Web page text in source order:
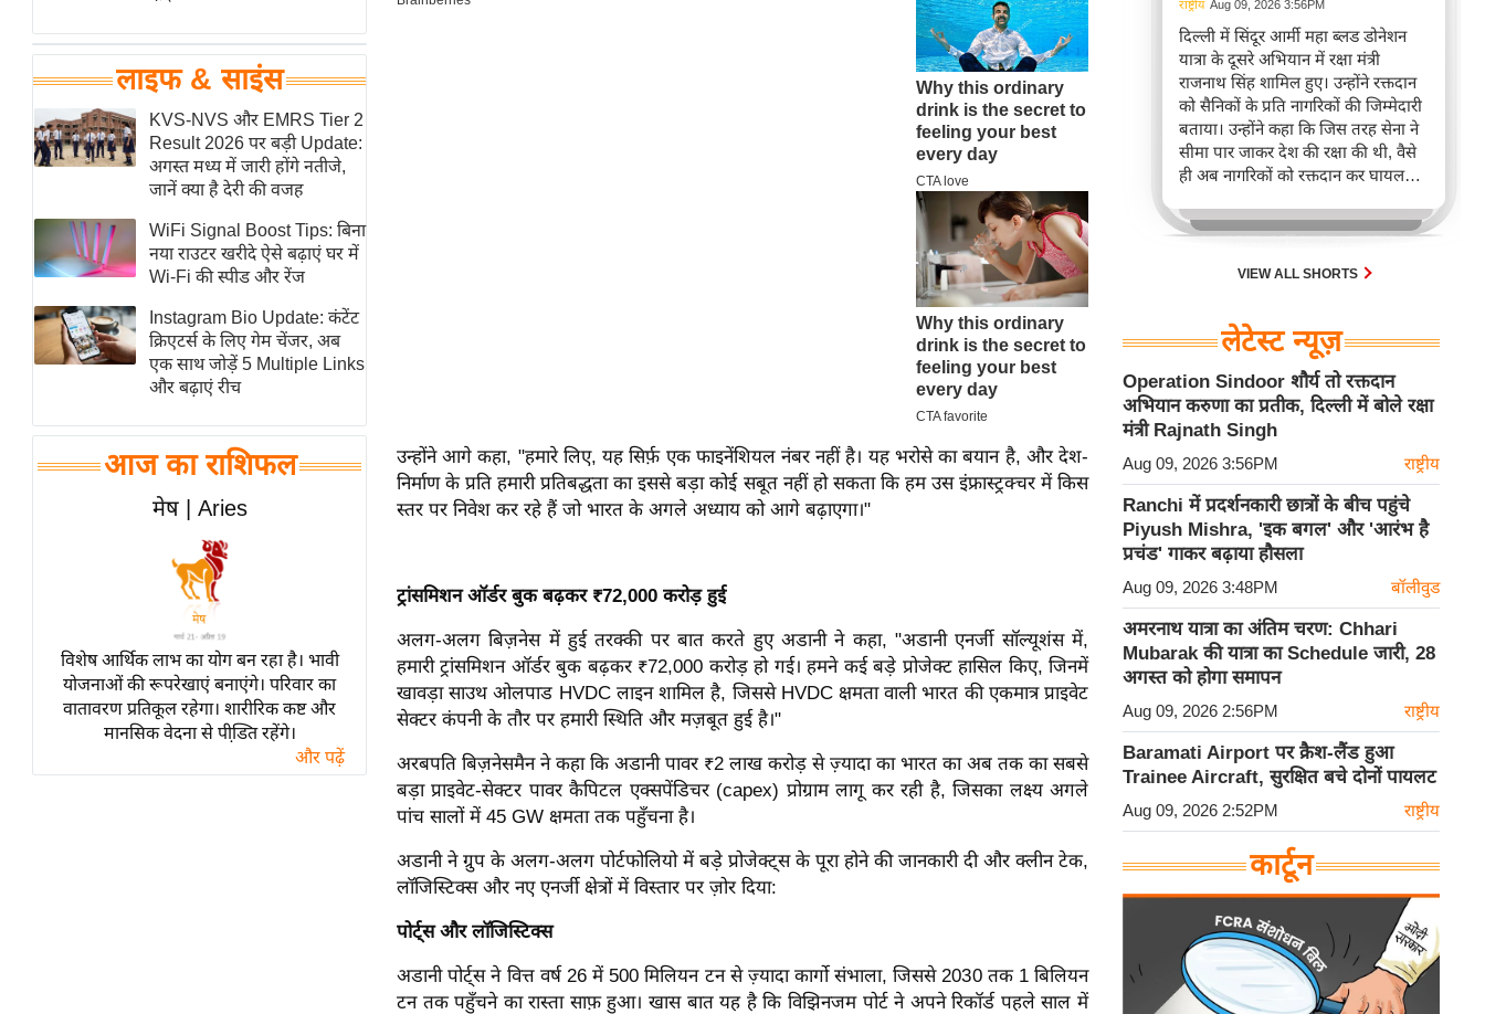
पर्यटन स्थल
फिटनेस मंत्रा
रिलेशनशिप
राजनीति
विश्लेषण
समसामयिक
मातृभूमि
स्तंभ
एम.
आर.
चाय पर
समीक्षा
व्रत
त्योहार
राशिफल
विश्लेषण
लाइफ & साइंस
KVS-NVS और EMRS Tier 2
Result 2026 पर बड़ी Update:
अगस्त मध्य में जारी होंगे नतीजे,
जानें क्या है देरी की वजह
WiFi Signal Boost Tips: बिना
नया राउटर खरीदे ऐसे बढ़ाएं घर में
Wi-Fi की स्पीड और रेंज
Instagram Bio Update: कंटेंट
क्रिएटर्स के लिए गेम चेंजर, अब
एक साथ जोड़ें 5 Multiple Links
और बढ़ाएं रीच
आज का राशिफल
मेष | Aries
विशेष आर्थिक लाभ का योग बन रहा है। भावी
योजनाओं की रूपरेखाएं बनाएंगे। परिवार का
वातावरण प्रतिकूल रहेगा। शारीरिक कष्ट और
मानसिक वेदना से पीडि़त रहेंगे।
और पढ़ें
उन्होंने आगे कहा, "हमारे लिए, यह सिर्फ़ एक फाइनेंशियल नंबर नहीं है। यह भरोसे का बयान है, और देश-
निर्माण के प्रति हमारी प्रतिबद्धता का इससे बड़ा कोई सबूत नहीं हो सकता कि हम उस इंफ्रास्ट्रक्चर में किस
स्तर पर निवेश कर रहे हैं जो भारत के अगले अध्याय को आगे बढ़ाएगा।"
ट्रांसमिशन ऑर्डर बुक बढ़कर ₹72,000 करोड़ हुई
अलग-अलग बिज़नेस में हुई तरक्की पर बात करते हुए अडानी ने कहा, "अडानी एनर्जी सॉल्यूशंस में,
हमारी ट्रांसमिशन ऑर्डर बुक बढ़कर ₹72,000 करोड़ हो गई। हमने कई बड़े प्रोजेक्ट हासिल किए, जिनमें
खावड़ा साउथ ओलपाड HVDC लाइन शामिल है, जिससे HVDC क्षमता वाली भारत की एकमात्र प्राइवेट
सेक्टर कंपनी के तौर पर हमारी स्थिति और मज़बूत हुई है।"
अरबपति बिज़नेसमैन ने कहा कि अडानी पावर ₹2 लाख करोड़ से ज़्यादा का भारत का अब तक का सबसे
बड़ा प्राइवेट-सेक्टर पावर कैपिटल एक्सपेंडिचर (capex) प्रोग्राम लागू कर रही है, जिसका लक्ष्य अगले
पांच सालों में 45 GW क्षमता तक पहुँचना है।
अडानी ने ग्रुप के अलग-अलग पोर्टफोलियो में बड़े प्रोजेक्ट्स के पूरा होने की जानकारी दी और क्लीन टेक,
लॉजिस्टिक्स और नए एनर्जी क्षेत्रों में विस्तार पर ज़ोर दिया:
पोर्ट्स और लॉजिस्टिक्स
अडानी पोर्ट्स ने वित्त वर्ष 26 में 500 मिलियन टन से ज़्यादा कार्गो संभाला, जिससे 2030 तक 1 बिलियन
टन तक पहुँचने का रास्ता साफ़ हुआ। खास बात यह है कि विझिनजम पोर्ट ने अपने रिकॉर्ड पहले साल में
राष्ट्रीय Aug 09, 2026 3:56PM
दिल्ली में सिंदूर आर्मी महा ब्लड डोनेशन
यात्रा के दूसरे अभियान में रक्षा मंत्री
राजनाथ सिंह शामिल हुए। उन्होंने रक्तदान
को सैनिकों के प्रति नागरिकों की जिम्मेदारी
बताया। उन्होंने कहा कि जिस तरह सेना ने
सीमा पार जाकर देश की रक्षा की थी, वैसे
ही अब नागरिकों को रक्तदान कर घायल
VIEW ALL SHORTS
लेटेस्ट न्यूज़
Operation Sindoor शौर्य तो रक्तदान
अभियान करुणा का प्रतीक, दिल्ली में बोले रक्षा
मंत्री Rajnath Singh
Aug 09, 2026 3:56PM राष्ट्रीय
Ranchi में प्रदर्शनकारी छात्रों के बीच पहुंचे
Piyush Mishra, 'इक बगल' और 'आरंभ है
प्रचंड' गाकर बढ़ाया हौसला
Aug 09, 2026 3:48PM बॉलीवुड
अमरनाथ यात्रा का अंतिम चरण: Chhari
Mubarak की यात्रा का Schedule जारी, 28
अगस्त को होगा समापन
Aug 09, 2026 2:56PM राष्ट्रीय
Baramati Airport पर क्रैश-लैंड हुआ
Trainee Aircraft, सुरक्षित बचे दोनों पायलट
Aug 09, 2026 2:52PM राष्ट्रीय
कार्टून